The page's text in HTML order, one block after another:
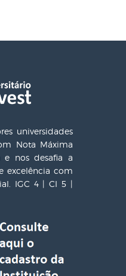
universidades
Nota Máxima
e nos desafia a
excelência com
IGC 4 | CI 5 |